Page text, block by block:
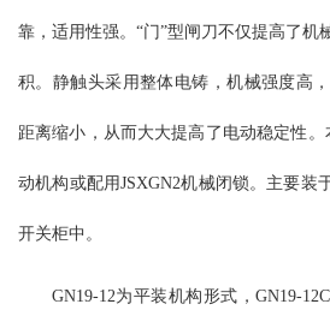
震动或地动可以忽略； f、特殊使用环境
结构及特点: GN30-12系列户内高压旋转式隔离开关，开关主体通过
在开关底架上的隔板完全分开，通过旋转
关的上下两个面上，使其带电部分和不带
组成。触刀由两块铜板固定在旋转瓷套
靠，适用性强。“门”型闸刀不仅提高了机
积。静触头采用整体电铸，机械强度高
距离缩小，从而大大提高了电动稳定性。
动机构或配用JSXGN2机械闭锁。主要装
开关柜中。
GN19-12为平装机构形式，GN19-